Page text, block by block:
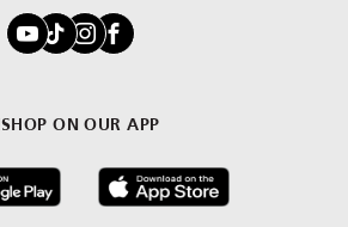
SHOP ON OUR APP!